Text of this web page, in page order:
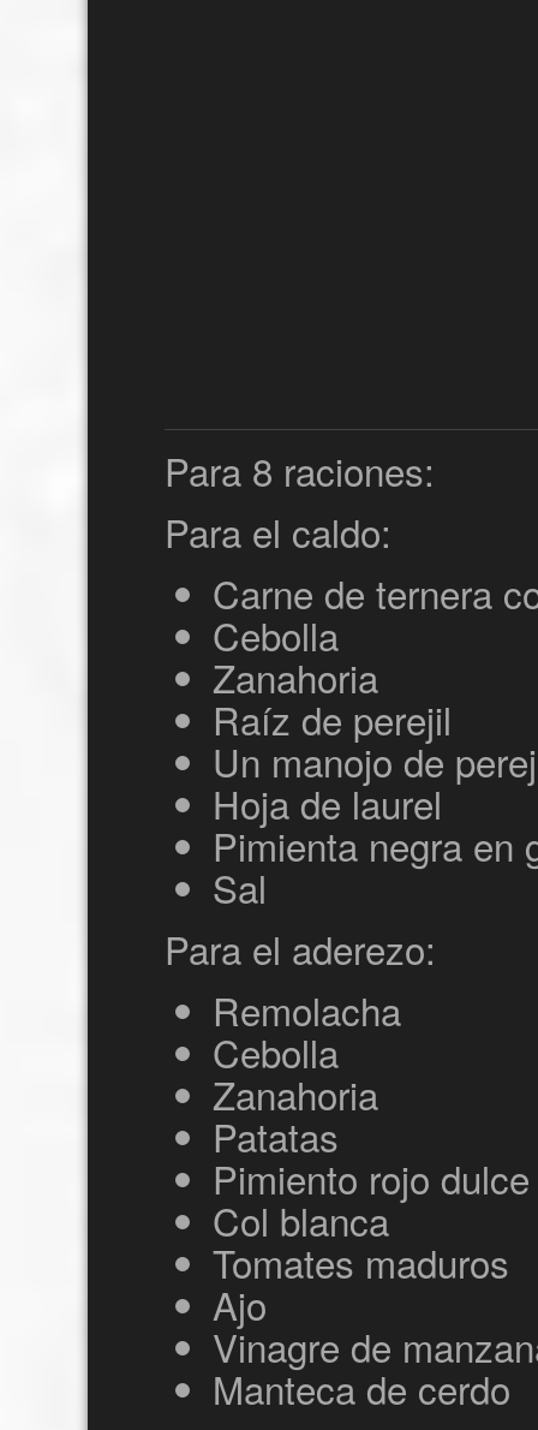
Para 8 raciones:
Para el caldo:
Carne de ternera
Cebolla
Zanahoria
Raíz de perejil
Un manojo de
Hoja de laurel
Pimienta negra en
Sal
Para el aderezo:
Remolacha
Cebolla
Zanahoria
Patatas
Pimiento rojo dulce
Col blanca
Tomates maduros
Ajo
Vinagre de
Manteca de cerdo